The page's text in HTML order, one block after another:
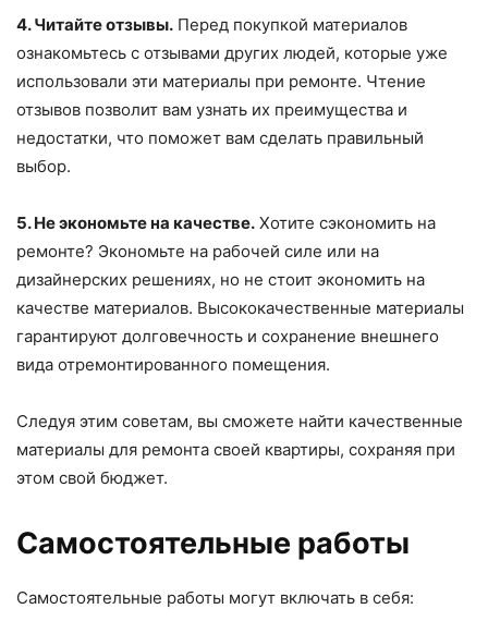
4. Читайте отзывы. Перед покупкой материалов
ознакомьтесь с отзывами других людей, которые уже
использовали эти материалы при ремонте. Чтение
отзывов позволит вам узнать их преимущества и
недостатки, что поможет вам сделать правильный
выбор.
5. Не экономьте на качестве. Хотите сэкономить на
ремонте? Экономьте на рабочей силе или на
дизайнерских решениях, но не стоит экономить на
качестве материалов. Высококачественные материалы
гарантируют долговечность и сохранение внешнего
вида отремонтированного помещения.
Следуя этим советам, вы сможете найти качественные
материалы для ремонта своей квартиры, сохраняя при
этом свой бюджет.
Самостоятельные работы
Самостоятельные работы могут включать в себя: